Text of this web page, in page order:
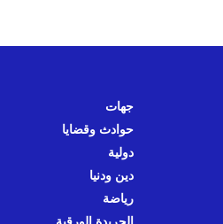
جهات
حوادث وقضايا
دولية
دين ودنيا
رياضة